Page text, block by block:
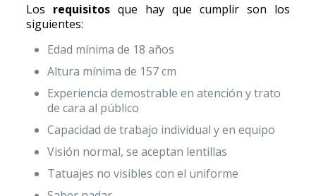
Los requisitos que hay que cumplir son los
siguientes:
Edad mínima de 18 años
Altura mínima de 157 cm
Experiencia demostrable en atención y trato
de cara al público
Capacidad de trabajo individual y en equipo
Visión normal, se aceptan lentillas
Tatuajes no visibles con el uniforme